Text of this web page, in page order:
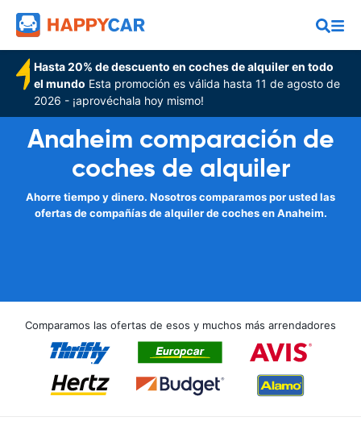
Hasta 20% de descuento en coches de alquiler en todo
el mundo Esta promoción es válida hasta 11 de agosto de
2026 - ¡aprovéchala hoy mismo!
Anaheim comparación de
coches de alquiler
Ahorre tiempo y dinero. Nosotros comparamos por usted las
ofertas de compañías de alquiler de coches en Anaheim.
Comparamos las ofertas de esos y muchos más arrendadores